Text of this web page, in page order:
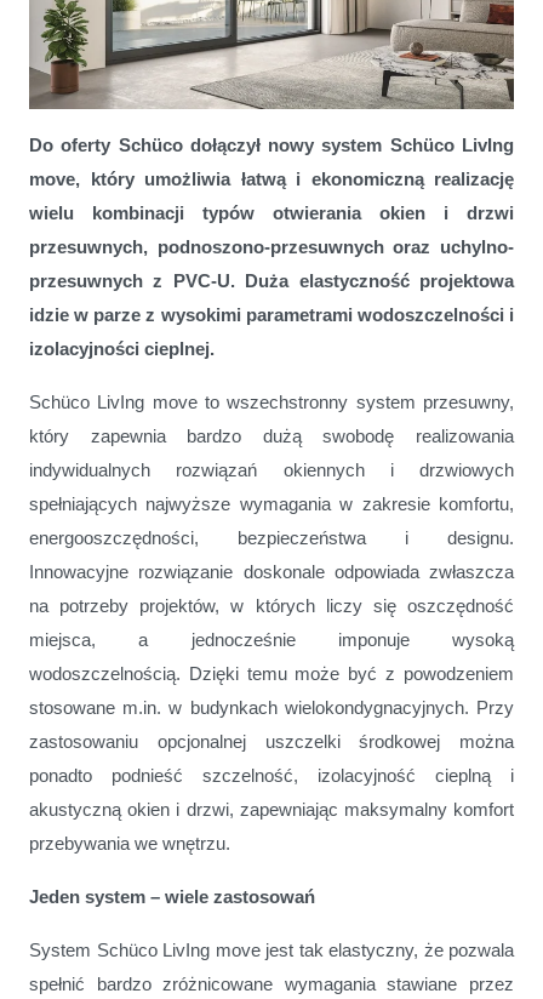
Do oferty Schüco dołączył nowy system Schüco LivIng
move, który umożliwia łatwą i ekonomiczną realizację
wielu kombinacji typów otwierania okien i drzwi
przesuwnych, podnoszono-przesuwnych oraz uchylno-
przesuwnych z PVC-U. Duża elastyczność projektowa
idzie w parze z wysokimi parametrami wodoszczelności i
izolacyjności cieplnej.
Schüco LivIng move to wszechstronny system przesuwny,
który zapewnia bardzo dużą swobodę realizowania
indywidualnych rozwiązań okiennych i drzwiowych
spełniających najwyższe wymagania w zakresie komfortu,
energooszczędności, bezpieczeństwa i designu.
Innowacyjne rozwiązanie doskonale odpowiada zwłaszcza
na potrzeby projektów, w których liczy się oszczędność
miejsca, a jednocześnie imponuje wysoką
wodoszczelnością. Dzięki temu może być z powodzeniem
stosowane m.in. w budynkach wielokondygnacyjnych. Przy
zastosowaniu opcjonalnej uszczelki środkowej można
ponadto podnieść szczelność, izolacyjność cieplną i
akustyczną okien i drzwi, zapewniając maksymalny komfort
przebywania we wnętrzu.
Jeden system – wiele zastosowań
System Schüco LivIng move jest tak elastyczny, że pozwala
spełnić bardzo zróżnicowane wymagania stawiane przez